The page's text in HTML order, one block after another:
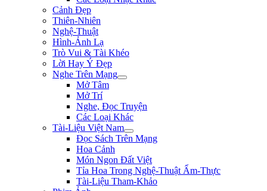
Cảnh Đẹp
Thiên-Nhiên
Nghệ-Thuật
Hình-Ảnh Lạ
Trò Vui & Tài Khéo
Lời Hay Ý Đẹp
Nghe Trên Mạng
Mở Tâm
Mở Trí
Nghe, Đọc Truyện
Các Loại Khác
Tài-Liệu Việt Nam
Đọc Sách Trên Mạng
Hoa Cảnh
Món Ngon Đất Việt
Tỉa Hoa Trong Nghệ-Thuật Ẩm-Thực
Tài-Liệu Tham-Khảo